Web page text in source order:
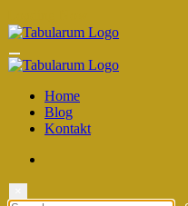
Inhalt
Home
Blog
Kontakt